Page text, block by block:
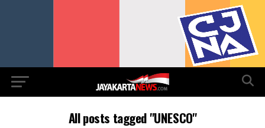
All posts tagged "UNESCO"